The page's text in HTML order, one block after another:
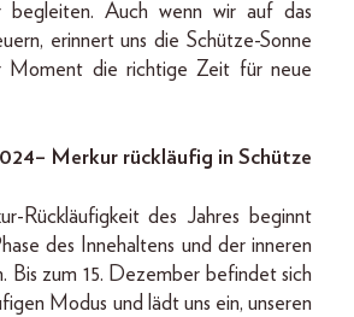
begleiten. Auch wenn wir auf das
erinnert uns die Schütze-Sonne
Moment die richtige Zeit für neue
Merkur rückläufig in Schütze
Rückläufigkeit des Jahres beginnt
des Innehaltens und der inneren
Bis zum 15. Dezember befindet sich
Modus und lädt uns ein, unseren